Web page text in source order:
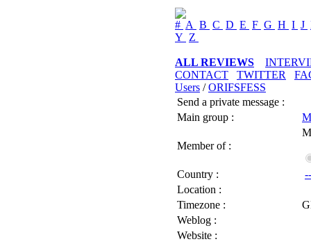
# A B C D E F G H I J
Y Z
ALL REVIEWS
CONTACT
TWITTER
Users /ORIFSFESS
Send a private message :
Main group :
Member of :
Country :
Location :
Timezone :
Weblog :
Website :